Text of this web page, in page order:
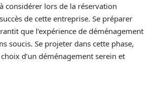
considérer lors de la réservation
de cette entreprise. Se préparer
que l’expérience de déménagement
soucis. Se projeter dans cette phase,
choix d’un déménagement serein et